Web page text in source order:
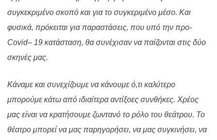
συγκεκριμένο σκοπό και για το συγκεριμένο μέσο. Και
φυσικά, πρόκειται για παραστάσεις, που υπό την προ-
Covid– 19 κατάσταση, θα συνέχισαν να παίζονται στις δύο
σκηνές μας.
Κάναμε και συνεχίζουμε να κάνουμε ό,τι καλύτερο
μπορούμε κάτω από ιδιαίτερα αντίξοες συνθήκες. Χρέος
μας είναι να κρατήσουμε ζωντανό το ρόλο του θεάτρου. Το
θέατρο μπορεί να μας παρηγορήσει, να μας συγκινήσει, να